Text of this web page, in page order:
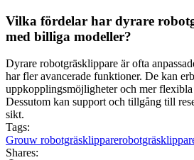
Vilka fördelar har dyrare
med billiga modeller?
Dyrare robotgräsklippare är ofta
har fler avancerade funktioner. De kan
uppkopplingsmöjligheter och mer
Dessutom kan support och tillgång till
sikt.
Tags:
Grouw robotgräsklippare
Shares: